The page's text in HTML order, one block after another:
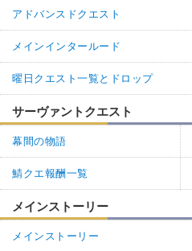
アドバンスドクエスト
メインインタールード
曜日クエスト一覧とドロップ
サーヴァントクエスト
幕間の物語
鯖クエ報酬一覧
メインストーリー
メインストーリー